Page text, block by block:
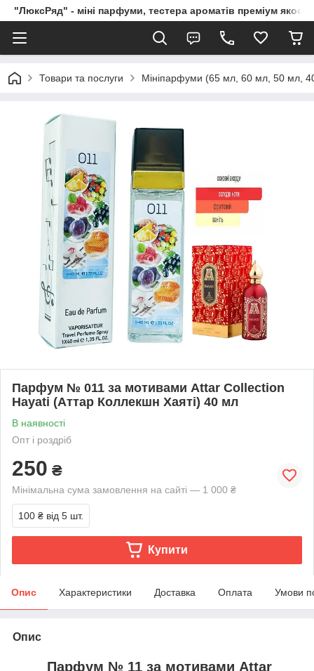
"ЛюксРяд" - міні парфуми, тестера ароматів преміум
Товари та послуги Мініпарфуми (65 мл, 60 мл, 50 мл,
Парфум № 011 за мотивами Attar Collection
Hayati (Аттар Коллекшн Хаятi) 40 мл
В наявності
Опт і роздріб
250 ₴
Мінімальна сума замовлення на сайті — 1 000 ₴
100 ₴ від 5 шт.
Купити
Опис Характеристики Доставка Оплата Умови
Опис
Парфум № 11 за мотивами Attar